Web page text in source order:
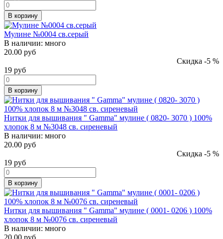
В корзину
Мулине №0004 св.серый
В наличии: много
20.00 руб
Скидка -5 %
19 руб
В корзину
Нитки для вышивания " Gamma" мулине ( 0820- 3070 ) 100%
хлопок 8 м №3048 св. сиреневый
В наличии: много
20.00 руб
Скидка -5 %
19 руб
В корзину
Нитки для вышивания " Gamma" мулине ( 0001- 0206 ) 100%
хлопок 8 м №0076 св. сиреневый
В наличии: много
20.00 руб